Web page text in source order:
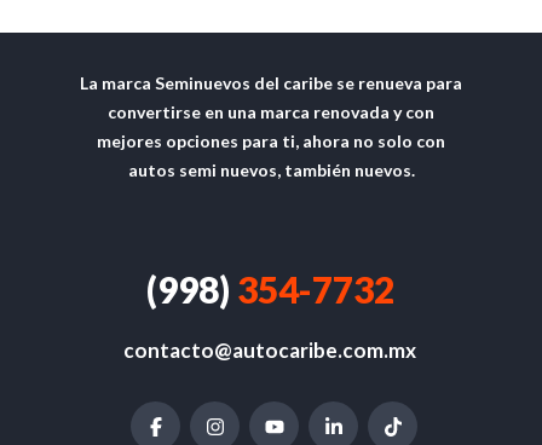
La marca Seminuevos del caribe se renueva para
convertirse en una marca renovada y con
mejores opciones para ti, ahora no solo con
autos semi nuevos, también nuevos.
(998) 354-7732
contacto@autocaribe.com.mx